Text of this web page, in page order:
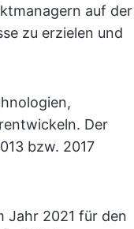
auf der
zu erzielen und
Der
bzw. 2017
Jahr 2021 für den